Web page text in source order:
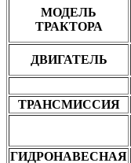
МОДЕЛЬ
ТРАКТОРА
ДВИГАТЕЛЬ
ТРАНСМИССИЯ